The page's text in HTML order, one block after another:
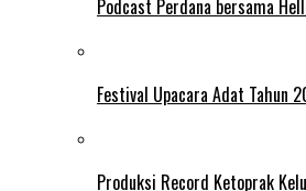
Podcast Perdana bersama
Festival Upacara Adat Tahun
Produksi Record Ketoprak